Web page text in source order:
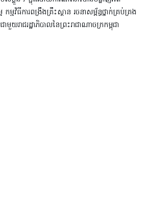
កម្មវិធីការពង្រឹងគ្រឹះស្ថាន រចនាសម្ព័ន្ធថ្នាក់គ្រប់គ្រង
យរាជរដ្ឋាភិបាលនៃព្រះរាជាណាចក្រកម្ពុជា
ែរ។